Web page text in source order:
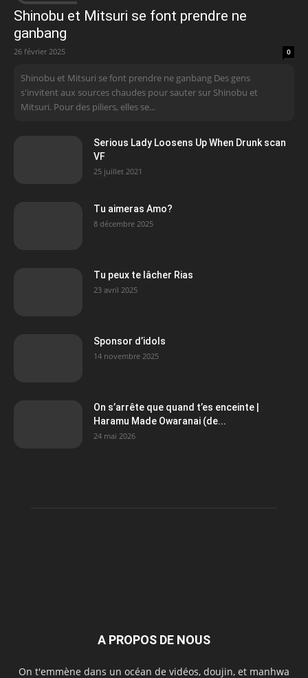
Shinobu et Mitsuri se font prendre ne
ganbang
26 février 2025 0
Shinobu et Mitsuri se font prendre ne ganbang Des gens
s'invitent aux sources chaudes pour sauter sur Shinobu et
Mitsuri. Pour des piliers, elles se...
Serious Lady Loosens Up When Drunk scan
VF
25 juillet 2021
Tu aimeras Amo?
8 décembre 2025
Tu peux te lâcher Rias
23 avril 2025
Sponsor d’idols
14 novembre 2025
On s’arrête que quand t’es enceinte |
Haramu Made Owaranai (de...
24 mai 2026
A PROPOS DE NOUS
On t'emmène dans un océan de vidéos, doujin, et manhwa